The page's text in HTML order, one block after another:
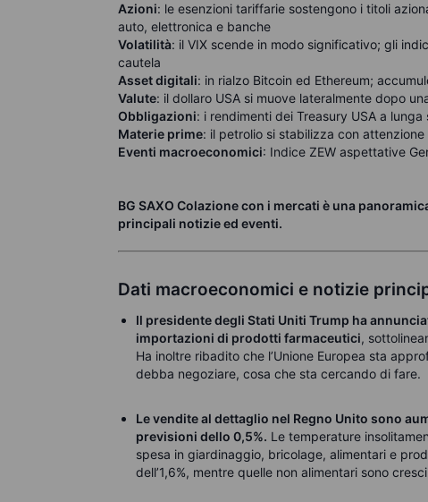
Azioni: le esenzioni tariffarie sostengono i titoli
auto, elettronica e banche
Volatilità: il VIX scende in modo significativo; gli
cautela
Asset digitali: in rialzo Bitcoin ed Ethereum;
Valute: il dollaro USA si muove lateralmente dopo
Obbligazioni: i rendimenti dei Treasury USA a
Materie prime: il petrolio si stabilizza con attenzione
Eventi macroeconomici: Indice ZEW aspettative
BG SAXO Colazione con i mercati è una
principali notizie ed eventi.
Dati macroeconomici e notizie
Il presidente degli Stati Uniti Trump ha
importazioni di prodotti farmaceutici,
Ha inoltre ribadito che l’Unione Europea sta
debba negoziare, cosa che sta cercando di fare.
Le vendite al dettaglio nel Regno Unito sono
previsioni dello 0,5%. Le temperature
spesa in giardinaggio, bricolage, alimentari e
dell’1,6%, mentre quelle non alimentari sono